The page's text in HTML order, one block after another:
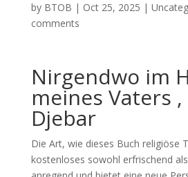
by BTOB | Oct 25, 2025 |
comments
Nirgendwo im
meines Vaters ,
Djebar
Die Art, wie dieses Buch religiöse
kostenloses sowohl erfrischend